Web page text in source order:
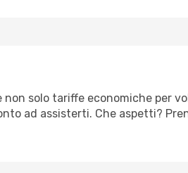
solo tariffe economiche per
ad assisterti. Che aspetti?